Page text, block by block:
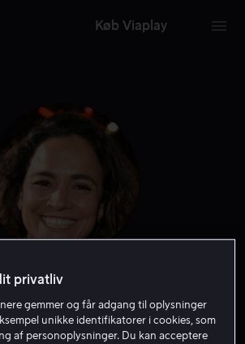
Køb Viaplay
Braga
Skuespiller Stemme
privatliv
gemmer og får adgang til oplysninger
unikke identifikatorer i cookies, som
af personoplysninger. Du kan acceptere